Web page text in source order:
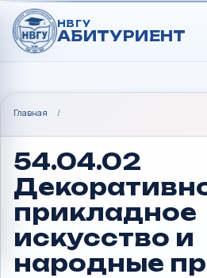
НВГУ
АБИТУРИЕНТ
Главная /
54.04.02
прикладное
искусство и
народные